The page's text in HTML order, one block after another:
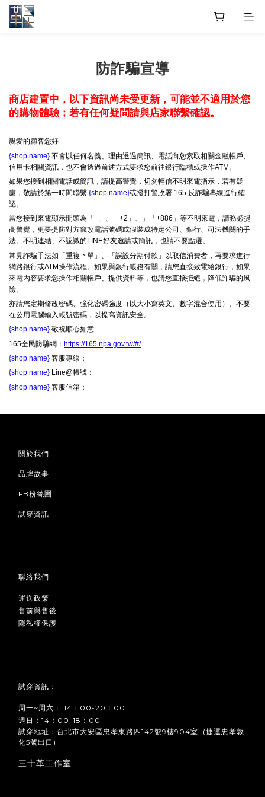
防詐騙宣導
商店建置中，以下資訊尚未受更新，可能並不適用於您
的購物體驗；若有任何疑問請與店家聯繫確認。
親愛的顧客您好
{shop name} 不會以任何名義、理由透過簡訊、電話向您索取相關金融帳戶、
信用卡相關資訊，也不會透過前述方式要求您前往銀行臨櫃或操作ATM。
如果您接到相關電話或簡訊，請提高警覺，切勿輕信不明來電指示，若有疑
慮，敬請於第一時間聯繫 {shop name}或撥打警政署 165 反詐騙專線進行確
認。
當您接到來電顯示開頭為「+」、「+2」、」「+886」等不明來電，請務必提
高警覺，更要提防對方竄改電話號碼或假裝成特定公司、銀行、司法機關的手
法。不明連結、不認識的LINE好友邀請或簡訊，也請不要點選。
常見詐騙手法如「重複下單」、「誤設分期付款」以取信消費者，再要求進行
網路銀行或ATM操作流程。如果與銀行帳務有關，請您直接致電給銀行，如果
來電內容要求您操作相關帳戶、提供資料等，也請您直接拒絕，降低詐騙的風
險。
亦請您定期修改密碼、強化密碼強度（以大小寫英文、數字混合使用）、不要
在公用電腦輸入帳號密碼，以提高資訊安全。
{shop name} 敬祝順心如意
165全民防騙網： https://165.npa.gov.tw/#/
{shop name} 客服專線：
{shop name} Line@帳號：
{shop name} 客服信箱：
關於我們
品牌故事
FB粉絲團
試穿資訊
聯絡我們
運送政策
售前與售後
隱私權保護
試穿資訊：
周一~周六： 14：00-20：00
週日：14：00-18：00
試穿地址：台北市大安區忠孝東路四142號9樓904室 (捷運忠孝敦
化5號出口)
三十革工作室